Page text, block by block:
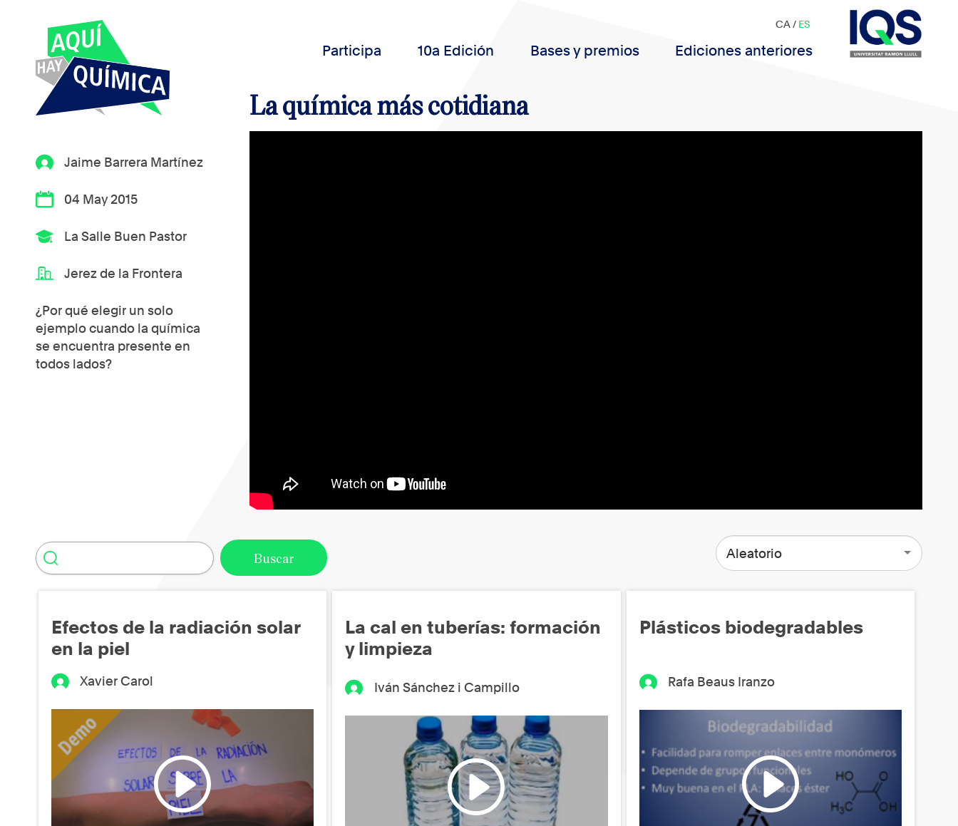
Participa 10a Edición Bases y premios Ediciones anteriores
CA/ ES
Jaime Barrera Martínez
04 May 2015
La Salle Buen Pastor
Jerez de la Frontera
¿Por qué elegir un solo
ejemplo cuando la química
se encuentra presente en
todos lados?
La química más cotidiana
Aleatorio
Efectos de la radiación solar
en la piel
Xavier Carol
La cal en tuberías: formación
y limpieza
Iván Sánchez i Campillo
Plásticos biodegradables
Rafa Beaus Iranzo